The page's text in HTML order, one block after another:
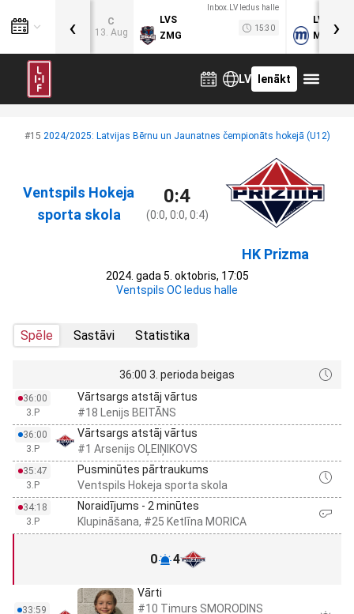
C
13. Aug
Inbox.LV ledus halle
LVS
ZMG
15:30
LVB
MOG
‹ ›
LV Ienākt
#15 2024/2025: Latvijas Bērnu un Jaunatnes čempionāts hokejā (U12)
Ventspils Hokeja
sporta skola
0:4
(0:0, 0:0, 0:4)
HK Prizma
2024. gada 5. oktobris, 17:05
Ventspils OC ledus halle
Spēle Sastāvi Statistika
36:00 3. perioda beigas
36:00
3.P
Vārtsargs atstāj vārtus
#18 Lenijs BEITĀNS
36:00
3.P
Vārtsargs atstāj vārtus
#1 Arsenijs OĻEIŅIKOVS
35:47
3.P
Pusminūtes pārtraukums
Ventspils Hokeja sporta skola
34:18
3.P
Noraidījums - 2 minūtes
Klupināšana, #25 Ketlīna MORICA
0 4
33:59
Vārti
#10 Timurs SMORODINS